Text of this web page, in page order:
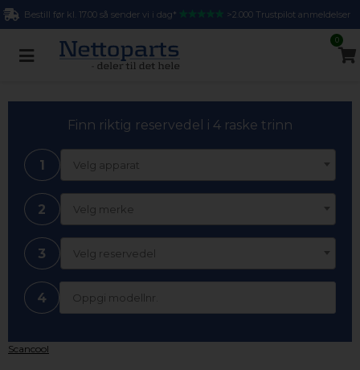
Bestill før kl. 17.00 så sender vi i dag* >2.000 Trustpilot anmeldelser
0
Finn riktig reservedel i 4 raske trinn
1 Velg apparat
2 Velg merke
3 Velg reservedel
4
Scancool